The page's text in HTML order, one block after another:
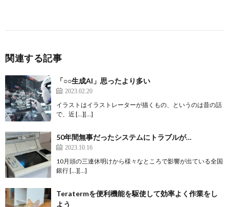
関連する記事
「○○生成AI」思ったより多い
2023.02.20
イラストはイラストレーターが描くもの、というのは昔の話
で、近 […][…]
50年間無事だったシステムにトラブルが…
2023.10.16
10月頭の三連休明けから様々なところで影響が出ている全国
銀行 […][…]
Teratermを便利機能を駆使して効率よく作業をし
よう